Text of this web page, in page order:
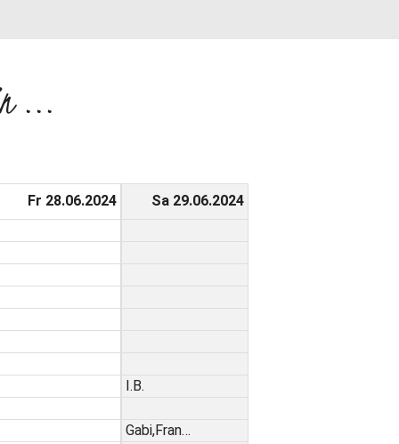
...
Fr 28.06.2024 Sa 29.06.2024
I.B.
Gabi,Fran…